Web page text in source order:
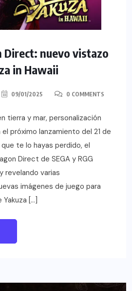
Direct: nuevo vistazo
in Hawaii
09/01/2025 0 COMMENTS
tierra y mar, personalización
próximo lanzamiento del 21 de
te lo hayas perdido, el
Direct de SEGA y RGG
revelando varias
imágenes de juego para
Yakuza […]